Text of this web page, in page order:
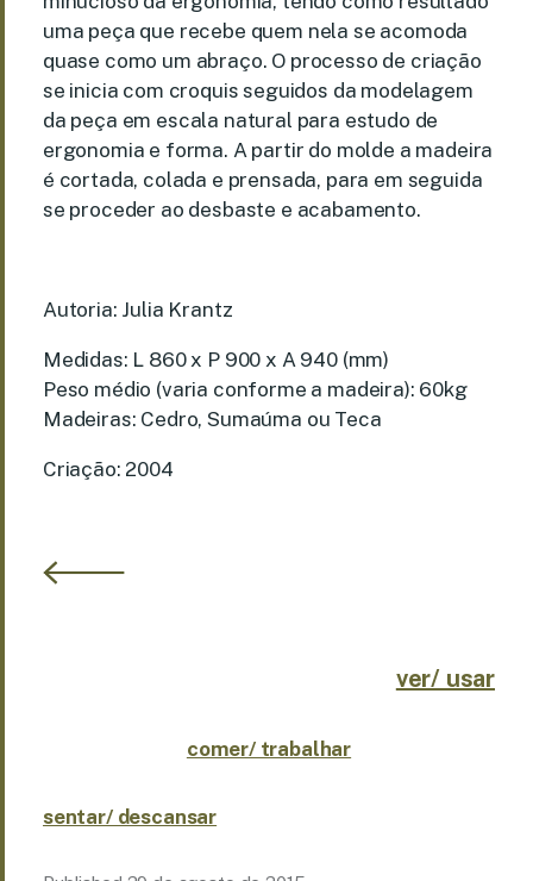
uma peça que recebe quem nela se acomoda
quase como um abraço. O processo de criação
se inicia com croquis seguidos da modelagem
da peça em escala natural para estudo de
ergonomia e forma. A partir do molde a madeira
é cortada, colada e prensada, para em seguida
se proceder ao desbaste e acabamento.
Autoria: Julia Krantz
Medidas: L 860 x P 900 x A 940 (mm)
Peso médio (varia conforme a madeira): 60kg
Madeiras: Cedro, Sumaúma ou Teca
Criação: 2004
ver/ usar
comer/ trabalhar
sentar/ descansar